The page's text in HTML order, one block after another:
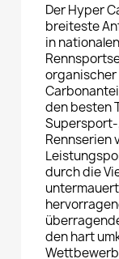
Der Hyper
breiteste
in
organischer
den besten
Rennserien
durch die
den hart